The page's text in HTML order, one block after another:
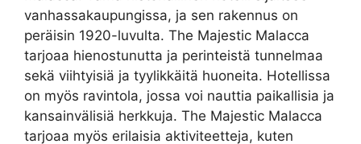
vanhassakaupungissa, ja sen rakennus on
peräisin 1920-luvulta. The Majestic Malacca
tarjoaa hienostunutta ja perinteistä tunnelmaa
sekä viihtyisiä ja tyylikkäitä huoneita. Hotellissa
on myös ravintola, jossa voi nauttia paikallisia ja
kansainvälisiä herkkuja. The Majestic Malacca
tarjoaa myös erilaisia ​​aktiviteetteja, kuten